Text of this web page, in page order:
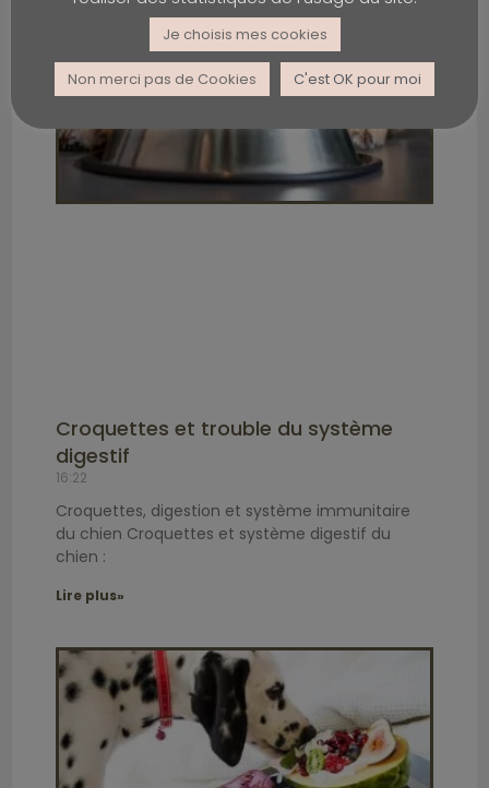
Croquettes et trouble du système
digestif
16:22
Croquettes, digestion et système immunitaire
du chien Croquettes et système digestif du
chien :
Lire plus»
Je choisis mes cookies
Non merci pas de Cookies C'est OK pour moi